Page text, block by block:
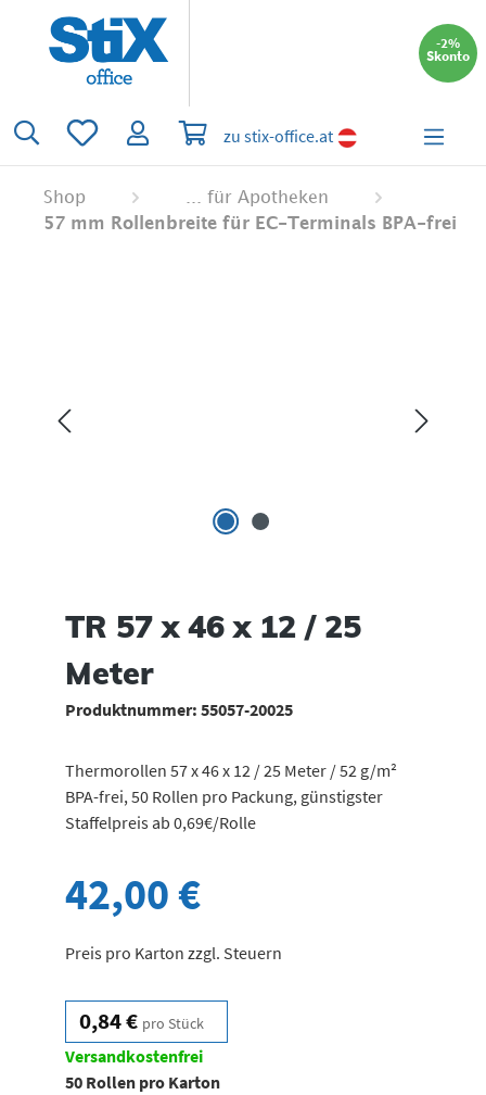
springen
-2%
Skonto
Du hast 0 Produkte auf dem Merkzettel
Warenkorb enthält 0 Positionen. Der
zu stix-office.at
Shop
... für Apotheken
57 mm Rollenbreite für EC-Terminals BPA-frei
TR 57 x 46 x 12 / 25
Meter
Produktnummer:55057-20025
Thermorollen 57 x 46 x 12 / 25 Meter / 52 g/m²
BPA-frei, 50 Rollen pro Packung, günstigster
Staffelpreis ab 0,69€/Rolle
42,00 €
Preis pro Karton zzgl. Steuern
0,84 € pro Stück
Versandkostenfrei
50 Rollen pro Karton